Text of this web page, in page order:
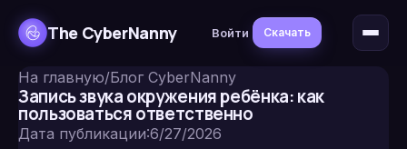
The CyberNanny Войти Скачать
На главную/Блог CyberNanny
Запись звука окружения ребёнка: как
пользоваться ответственно
Дата публикации:6/27/2026